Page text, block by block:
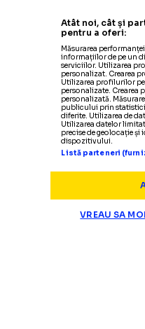
Atât noi, cât și
pentru a oferi:
Măsurarea
informațiilor de pe un
serviciilor. Utilizarea
personalizat. Crearea
Utilizarea profilurilor
personalizate.
personalizată.
publicului prin
diferite. Utilizarea de
Utilizarea datelor
precise de geolocație și
dispozitivului.
Listă parteneri
VREAU SA